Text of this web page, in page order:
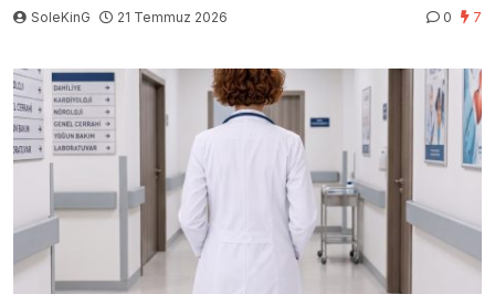
SoleKinG 21 Temmuz 2026 0 7